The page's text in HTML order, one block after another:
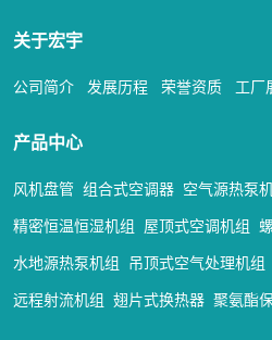
关于宏宇
公司简介 发展历程 荣誉资质 工厂
产品中心
风机盘管 组合式空调器 空气源热泵
精密恒温恒湿机组 屋顶式空调机组
水地源热泵机组 吊顶式空气处理机组
远程射流机组 翅片式换热器 聚氨酯